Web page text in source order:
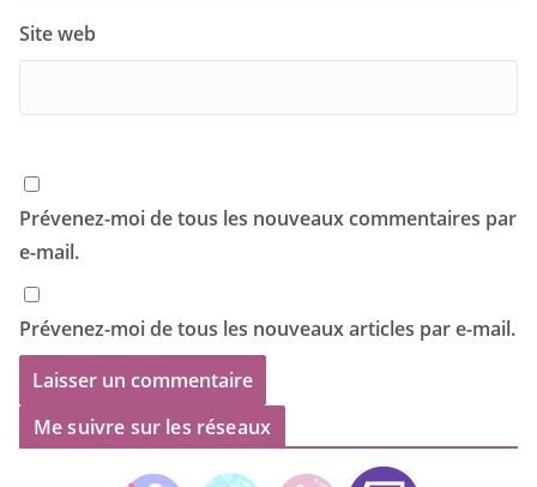
Site web
Prévenez-moi de tous les nouveaux commentaires par
e-mail.
Prévenez-moi de tous les nouveaux articles par e-mail.
Me suivre sur les réseaux